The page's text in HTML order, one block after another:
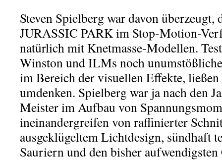
Steven Spielberg war davon überzeugt,
JURASSIC PARK im Stop-Motion-
natürlich mit Knetmasse-Modellen.
Winston und ILMs noch
im Bereich der visuellen Effekte,
umdenken. Spielberg war ja nach den
Meister im Aufbau von
ineinandergreifen von raffinierter
ausgeklügeltem Lichtdesign, sündhaft
Sauriern und den bisher